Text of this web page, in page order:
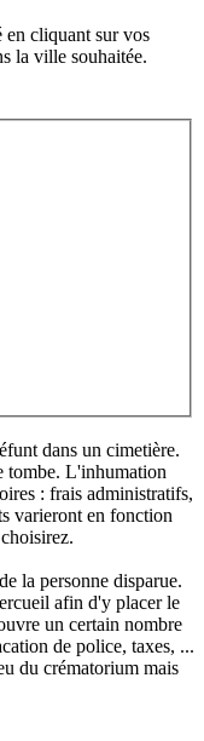
cliquant sur vos
la ville souhaitée.
dans un cimetière.
tombe. L'inhumation
: frais administratifs,
varieront en fonction
la personne disparue.
afin d'y placer le
un certain nombre
de police, taxes, ...
du crématorium mais